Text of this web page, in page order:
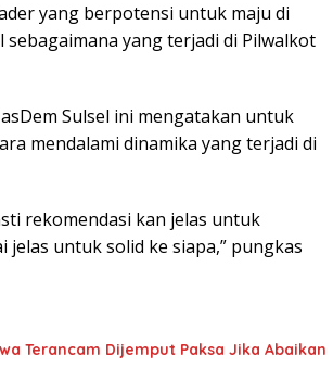
yang berpotensi untuk maju di
sebagaimana yang terjadi di Pilwalkot
Sulsel ini mengatakan untuk
mendalami dinamika yang terjadi di
rekomendasi kan jelas untuk
untuk solid ke siapa,” pungkas
Terancam Dijemput Paksa Jika Abaikan